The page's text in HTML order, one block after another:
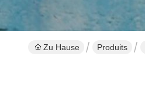
Zu Hause Produits